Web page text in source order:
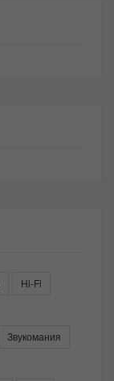
Hi-Fi
Звукомания